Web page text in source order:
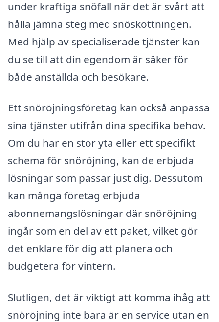
under kraftiga snöfall när det är svårt att
hålla jämna steg med snöskottningen.
Med hjälp av specialiserade tjänster kan
du se till att din egendom är säker för
både anställda och besökare.
Ett snöröjningsföretag kan också anpassa
sina tjänster utifrån dina specifika behov.
Om du har en stor yta eller ett specifikt
schema för snöröjning, kan de erbjuda
lösningar som passar just dig. Dessutom
kan många företag erbjuda
abonnemangslösningar där snöröjning
ingår som en del av ett paket, vilket gör
det enklare för dig att planera och
budgetera för vintern.
Slutligen, det är viktigt att komma ihåg att
snöröjning inte bara är en service utan en